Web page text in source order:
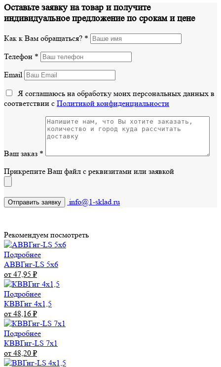
Оставьте заявку на товар и получите
индивидуальное предложение по срокам и цене
Как к Вам обращаться? *
Телефон *
Email
Я соглашаюсь на обработку моих персональных данных в
соответствии с Политикой конфиденциальности
Ваш заказ *
Прикрепите Ваш файл с реквизитами или заявкой
info@1-sklad.ru
Рекомендуем посмотреть
Подробнее
АВВГнг-LS 5х6
от 47,95 ₽
Подробнее
КВВГнг 4х1,5
от 48,16 ₽
Подробнее
КВВГнг-LS 7х1
от 48,20 ₽